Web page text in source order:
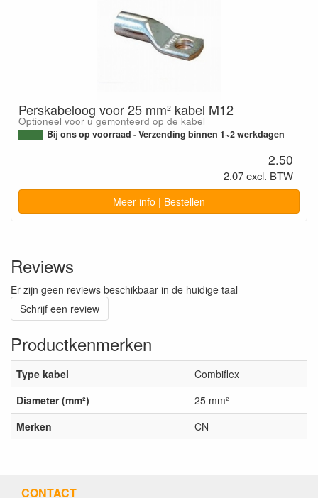
Perskabeloog voor 25 mm² kabel M12
Optioneel voor u gemonteerd op de kabel
Bij ons op voorraad - Verzending binnen 1~2 werkdagen
2.50
2.07 excl. BTW
Meer info | Bestellen
Reviews
Er zijn geen reviews beschikbaar in de huidige taal
Schrijf een review
Productkenmerken
Type kabel
Combiflex
Diameter (mm²)
25 mm²
Merken
CN
CONTACT